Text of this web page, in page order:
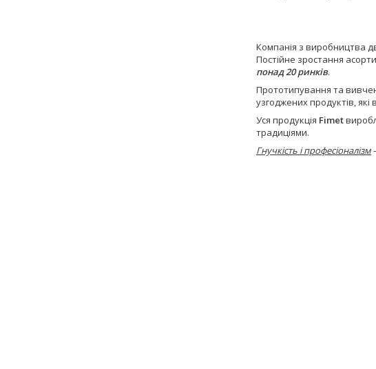
Компанія з виробництва
Постійне зростання
понад 20 ринків.
Прототипування та
узгоджених продуктів,
Уся продукція Fimet
традиціями.
Гнучкість і професіоналізм